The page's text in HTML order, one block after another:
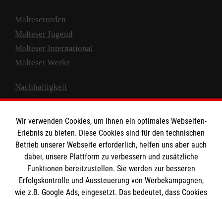
Malteserorden
Malteser Jugend
Malteser International
Malteser Werke
Nachhaltigkeit
Prävention
Compliance
Transparenz
Spenden und Helfen
Spendenkonto
Empfänger: Malteser Hilfsdienst e.V.
Wir verwenden Cookies, um Ihnen ein optimales Webseiten-
Erlebnis zu bieten. Diese Cookies sind für den technischen
Betrieb unserer Webseite erforderlich, helfen uns aber auch
dabei, unsere Plattform zu verbessern und zusätzliche
Funktionen bereitzustellen. Sie werden zur besseren
Erfolgskontrolle und Aussteuerung von Werbekampagnen,
wie z.B. Google Ads, eingesetzt. Das bedeutet, dass Cookies